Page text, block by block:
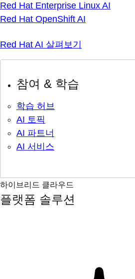
Red Hat Enterprise Linux AI
Red Hat OpenShift AI
Red Hat AI 살펴보기
참여 & 학습
학습 허브
AI 토픽
AI 파트너
AI 서비스
하이브리드 클라우드
플랫폼 솔루션